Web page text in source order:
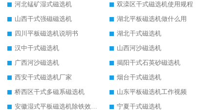
河北锰矿湿式磁选机
双滦区干式磁选机使用规程
山西干式强磁磁选机
湖北平板磁选机做什么用
四川平板磁选机说明书
湖北干式磁选机
汉中干式磁选机
山西河沙磁选机
广西河沙磁选机
揭阳干式石英砂磁选机
西安干式磁选机厂家
烟台干式磁选机
桥西区干式多磁系磁选机
山东平板磁选机工作视频
安徽湿式平板磁选机除铁效果怎么样
宁夏干式磁选机